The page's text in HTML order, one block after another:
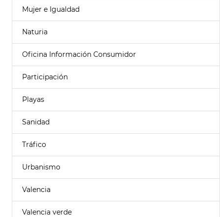
Mujer e Igualdad
Naturia
Oficina Información Consumidor
Participación
Playas
Sanidad
Tráfico
Urbanismo
Valencia
Valencia verde